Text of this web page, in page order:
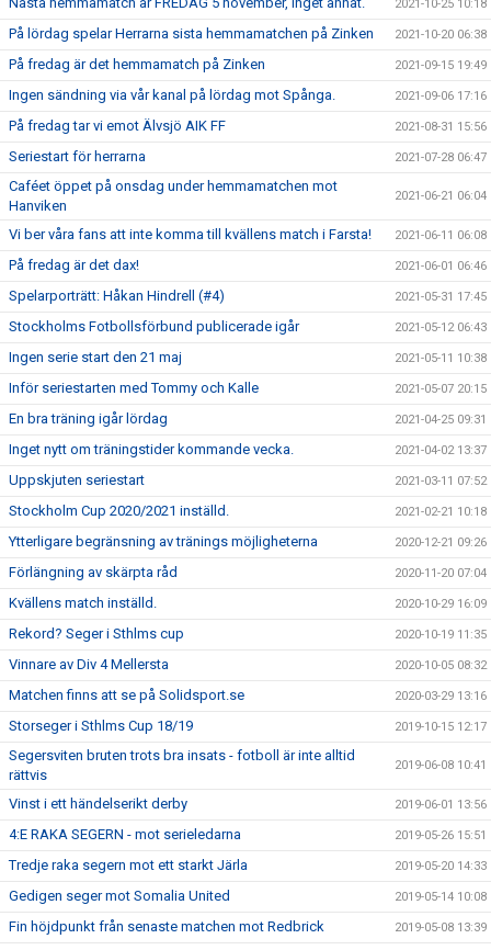
2021-10-25 10:18
På lördag spelar Herrarna sista hemmamatchen på Zinken 2021-10-20 06:38
På fredag är det hemmamatch på Zinken 2021-09-15 19:49
Ingen sändning via vår kanal på lördag mot Spånga. 2021-09-06 17:16
På fredag tar vi emot Älvsjö AIK FF 2021-08-31 15:56
Seriestart för herrarna 2021-07-28 06:47
Caféet öppet på onsdag under hemmamatchen mot
Hanviken
2021-06-21 06:04
Vi ber våra fans att inte komma till kvällens match i Farsta! 2021-06-11 06:08
På fredag är det dax! 2021-06-01 06:46
Spelarporträtt: Håkan Hindrell (#4) 2021-05-31 17:45
Stockholms Fotbollsförbund publicerade igår 2021-05-12 06:43
Ingen serie start den 21 maj 2021-05-11 10:38
Inför seriestarten med Tommy och Kalle 2021-05-07 20:15
En bra träning igår lördag 2021-04-25 09:31
Inget nytt om träningstider kommande vecka. 2021-04-02 13:37
Uppskjuten seriestart 2021-03-11 07:52
Stockholm Cup 2020/2021 inställd. 2021-02-21 10:18
Ytterligare begränsning av tränings möjligheterna 2020-12-21 09:26
Förlängning av skärpta råd 2020-11-20 07:04
Kvällens match inställd. 2020-10-29 16:09
Rekord? Seger i Sthlms cup 2020-10-19 11:35
Vinnare av Div 4 Mellersta 2020-10-05 08:32
Matchen finns att se på Solidsport.se 2020-03-29 13:16
Storseger i Sthlms Cup 18/19 2019-10-15 12:17
Segersviten bruten trots bra insats - fotboll är inte alltid
rättvis
2019-06-08 10:41
Vinst i ett händelserikt derby 2019-06-01 13:56
4:E RAKA SEGERN - mot serieledarna 2019-05-26 15:51
Tredje raka segern mot ett starkt Järla 2019-05-20 14:33
Gedigen seger mot Somalia United 2019-05-14 10:08
Fin höjdpunkt från senaste matchen mot Redbrick 2019-05-08 13:39